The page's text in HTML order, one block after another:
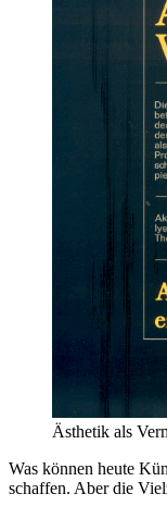
Ästhetik als
Was können heute
schaffen. Aber die